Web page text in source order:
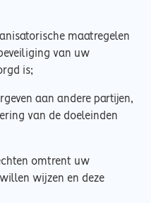
maatregelen
van uw
is;
aan andere partijen,
van de doeleinden
omtrent uw
wijzen en deze